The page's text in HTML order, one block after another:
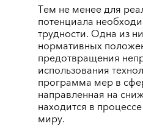
Тем не менее для
потенциала
трудности. Одна из
нормативных
предотвращения
использования
программа мер в
направленная на
находится в
миру.